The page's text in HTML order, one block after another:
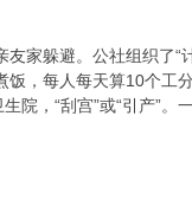
躲避。公社组织了“
，每人每天算10个工
院，“刮宫”或“引产”